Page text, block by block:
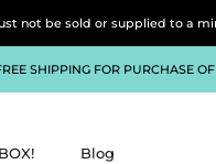
be sold or supplied to a minor
SHIPPING FOR PURCHASE
Blog